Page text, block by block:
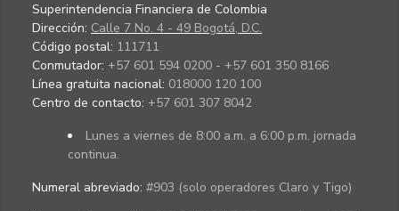
Superintendencia Financiera de Colombia
Dirección: Calle 7 No. 4 - 49 Bogotá, D.C.
Código postal: 111711
Conmutador: +57 601 594 0200 - +57 601 350 8166
Línea gratuita nacional: 018000 120 100
Centro de contacto: +57 601 307 8042
Lunes a viernes de 8:00 a.m. a 6:00 p.m. jornada
continua.
Numeral abreviado: #903 (solo operadores Claro y Tigo)